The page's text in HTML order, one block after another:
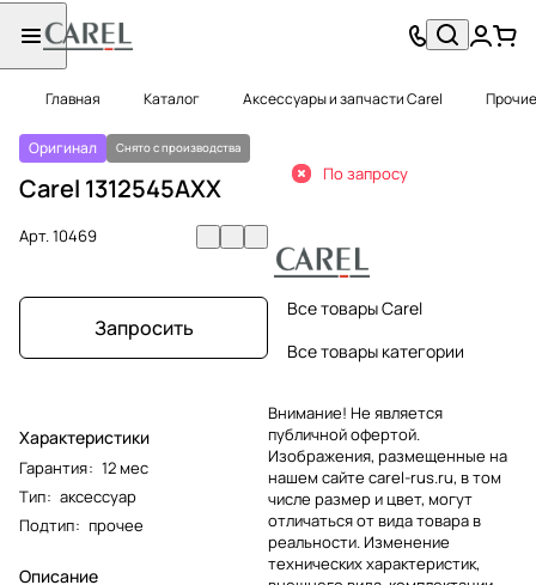
Главная Каталог Аксессуары и запчасти Carel
Оригинал Снято с производства
Carel 1312545AXX
Арт.10469
Запросить
Характеристики
Гарантия: 12 мес
Тип: аксессуар
Подтип: прочее
Описание
По запросу
Все товары Carel
Все товары категории
Внимание! Не является
публичной офертой.
Изображения, размещенные на
нашем сайте carel-rus.ru, в том
числе размер и цвет, могут
отличаться от вида товара в
реальности. Изменение
технических характеристик,